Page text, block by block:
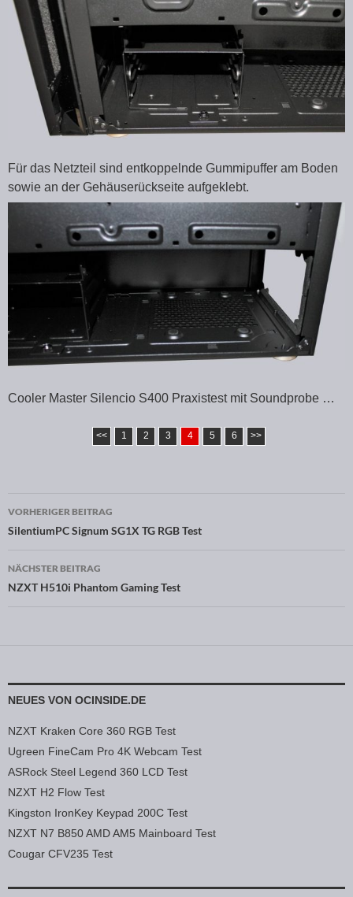
Für das Netzteil sind entkoppelnde Gummipuffer am Boden
sowie an der Gehäuserückseite aufgeklebt.
Cooler Master Silencio S400 Praxistest mit Soundprobe …
<< 1 2 3 4 5 6 >>
Beitragsnavigation
VORHERIGER BEITRAG
SilentiumPC Signum SG1X TG RGB Test
NÄCHSTER BEITRAG
NZXT H510i Phantom Gaming Test
NEUES VON OCINSIDE.DE
NZXT Kraken Core 360 RGB Test
Ugreen FineCam Pro 4K Webcam Test
ASRock Steel Legend 360 LCD Test
NZXT H2 Flow Test
Kingston IronKey Keypad 200C Test
NZXT N7 B850 AMD AM5 Mainboard Test
Cougar CFV235 Test